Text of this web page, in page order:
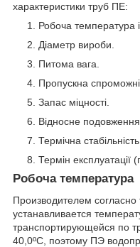
характеристики труб ПЕ:
Робоча температура
Діаметр вироби.
Питома вага.
Пропускна
Запас міцності.
Відносне подовження
Термічна
Термін експлуатації
Робоча температура
Производителем
устанавливается
транспортирующейся по
40,0ºС, поэтому ПЭ